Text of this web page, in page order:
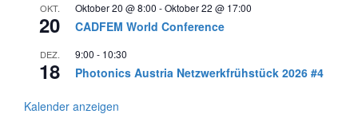
OKT.
20
Oktober 20 @ 8:00 -Oktober 22 @ 17:00
CADFEM World Conference
DEZ.
18
9:00 - 10:30
Photonics Austria Netzwerkfrühstück 2026 #4
Kalender anzeigen